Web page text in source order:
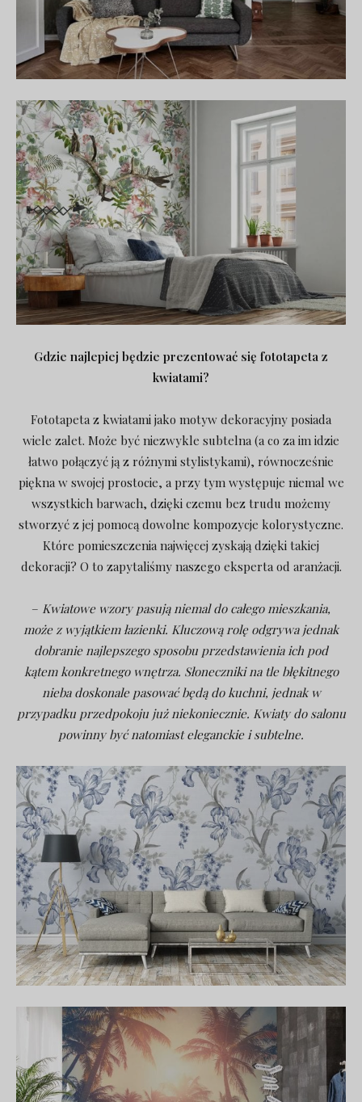
Gdzie najlepiej będzie prezentować się fototapeta z
kwiatami?
Fototapeta z kwiatami jako motyw dekoracyjny posiada
wiele zalet. Może być niezwykle subtelna (a co za im idzie
łatwo połączyć ją z różnymi stylistykami), równocześnie
piękna w swojej prostocie, a przy tym występuje niemal we
wszystkich barwach, dzięki czemu bez trudu możemy
stworzyć z jej pomocą dowolne kompozycje kolorystyczne.
Które pomieszczenia najwięcej zyskają dzięki takiej
dekoracji? O to zapytaliśmy naszego eksperta od aranżacji.
– Kwiatowe wzory pasują niemal do całego mieszkania,
może z wyjątkiem łazienki. Kluczową rolę odgrywa jednak
dobranie najlepszego sposobu przedstawienia ich pod
kątem konkretnego wnętrza. Słoneczniki na tle błękitnego
nieba doskonale pasować będą do kuchni, jednak w
przypadku przedpokoju już niekoniecznie. Kwiaty do salonu
powinny być natomiast eleganckie i subtelne.